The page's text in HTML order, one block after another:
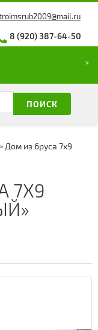
8 (920) 387-64-50
ПОИСК
> Дом из бруса 7х9
7Х9